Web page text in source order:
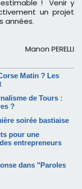
! Venir y
un projet
années.
Manon PERELLI
Matin ? Les
de Tours :
?
soirée bastiaise
pour une
entrepreneurs
dans "Paroles